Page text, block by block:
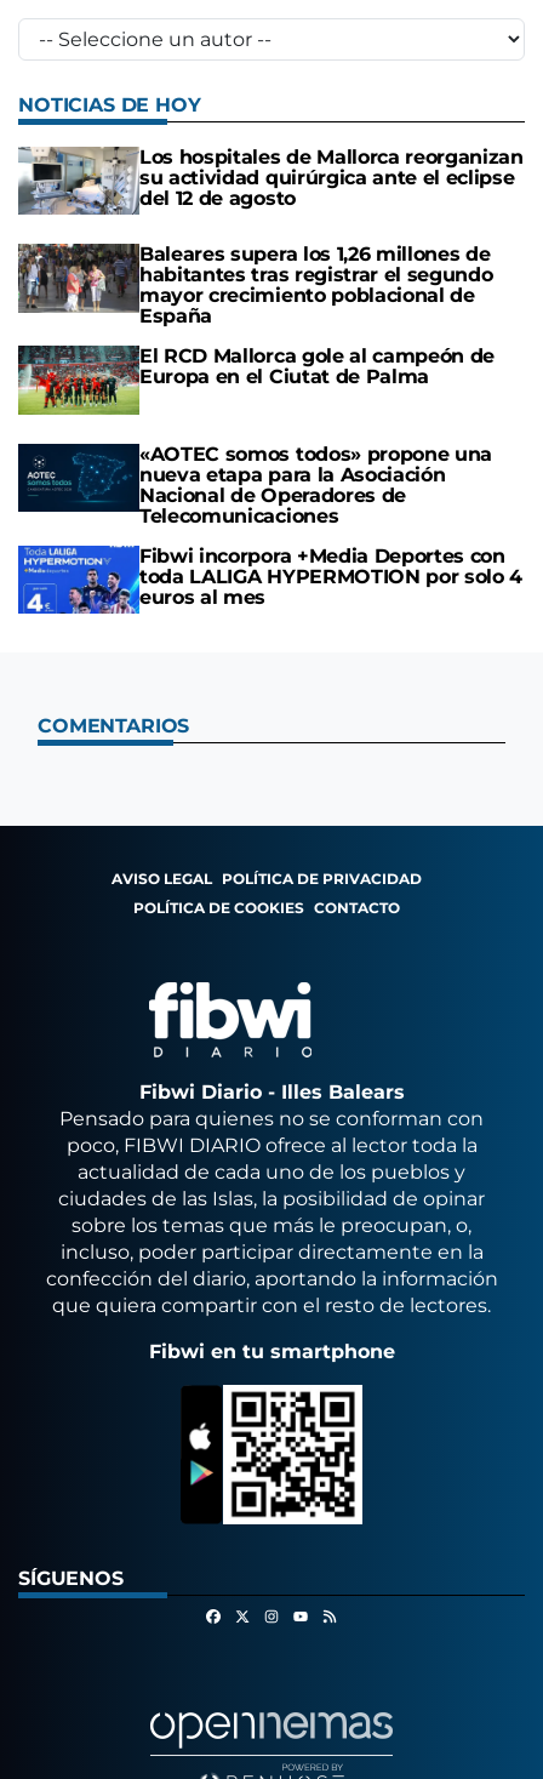
NOTICIAS DE HOY
Los hospitales de Mallorca reorganizan
su actividad quirúrgica ante el eclipse
del 12 de agosto
Baleares supera los 1,26 millones de
habitantes tras registrar el segundo
mayor crecimiento poblacional de
España
El RCD Mallorca gole al campeón de
Europa en el Ciutat de Palma
«AOTEC somos todos» propone una
nueva etapa para la Asociación
Nacional de Operadores de
Telecomunicaciones
Fibwi incorpora +Media Deportes con
toda LALIGA HYPERMOTION por solo 4
euros al mes
COMENTARIOS
AVISO LEGAL POLÍTICA DE PRIVACIDAD
POLÍTICA DE COOKIES CONTACTO
Fibwi Diario - Illes Balears
Pensado para quienes no se conforman con
poco, FIBWI DIARIO ofrece al lector toda la
actualidad de cada uno de los pueblos y
ciudades de las Islas, la posibilidad de opinar
sobre los temas que más le preocupan, o,
incluso, poder participar directamente en la
confección del diario, aportando la información
que quiera compartir con el resto de lectores.
Fibwi en tu smartphone
SÍGUENOS
FacebookInstagram